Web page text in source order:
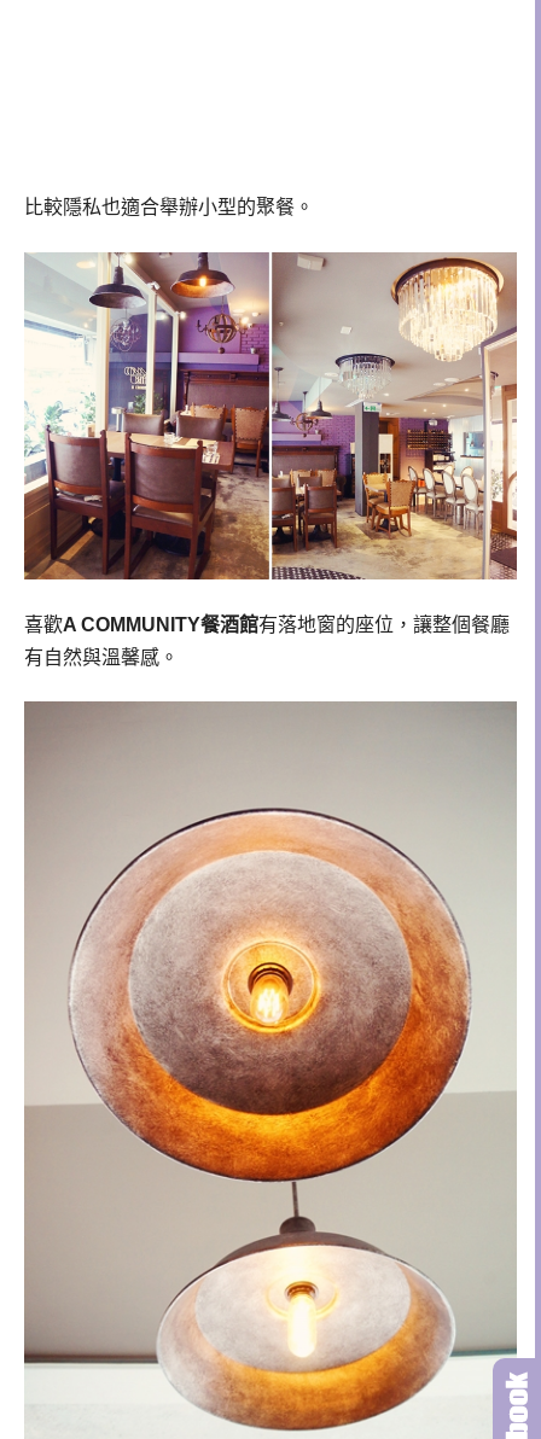
比較隱私也適合舉辦小型的聚餐。
喜歡A COMMUNITY餐酒館有落地窗的座位，讓整個餐廳
有自然與溫馨感。